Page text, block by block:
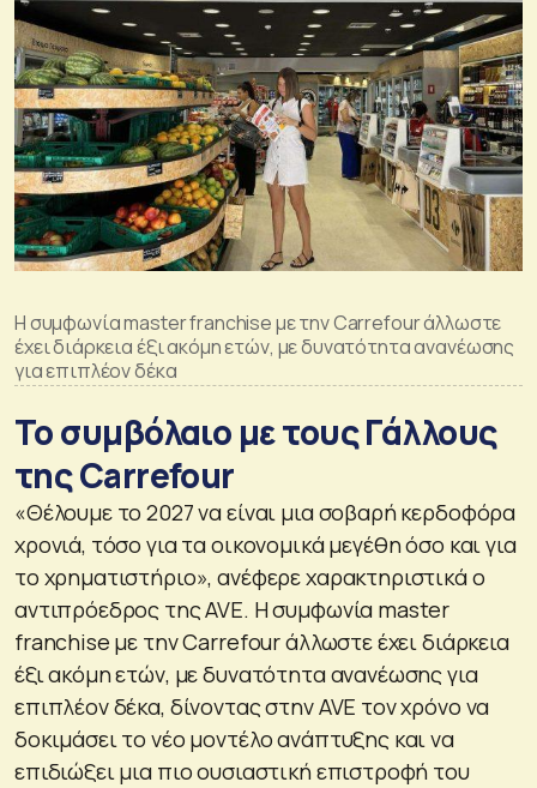
Η συμφωνία master franchise με την Carrefour άλλωστε
έχει διάρκεια έξι ακόμη ετών, με δυνατότητα ανανέωσης
για επιπλέον δέκα
Το συμβόλαιο με τους Γάλλους
της Carrefour
«Θέλουμε το 2027 να είναι μια σοβαρή κερδοφόρα
χρονιά, τόσο για τα οικονομικά μεγέθη όσο και για
το χρηματιστήριο», ανέφερε χαρακτηριστικά ο
αντιπρόεδρος της AVE. Η συμφωνία master
franchise με την Carrefour άλλωστε έχει διάρκεια
έξι ακόμη ετών, με δυνατότητα ανανέωσης για
επιπλέον δέκα, δίνοντας στην AVE τον χρόνο να
δοκιμάσει το νέο μοντέλο ανάπτυξης και να
επιδιώξει μια πιο ουσιαστική επιστροφή του